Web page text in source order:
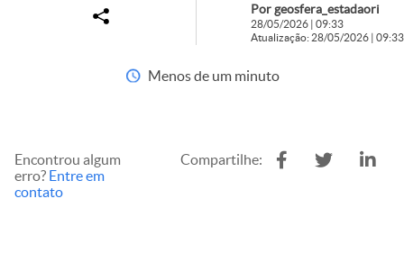
Por geosfera_estadaori
28/05/2026 | 09:33
Atualização: 28/05/2026 | 09:33
Menos de um minuto
Encontrou algum
erro? Entre em
contato
Compartilhe: